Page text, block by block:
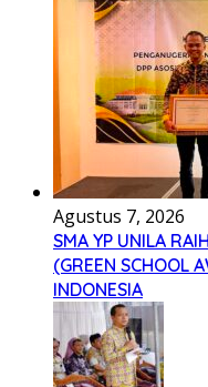
Agustus 7, 2026
SMA YP UNILA
(GREEN SCHOOL
INDONESIA